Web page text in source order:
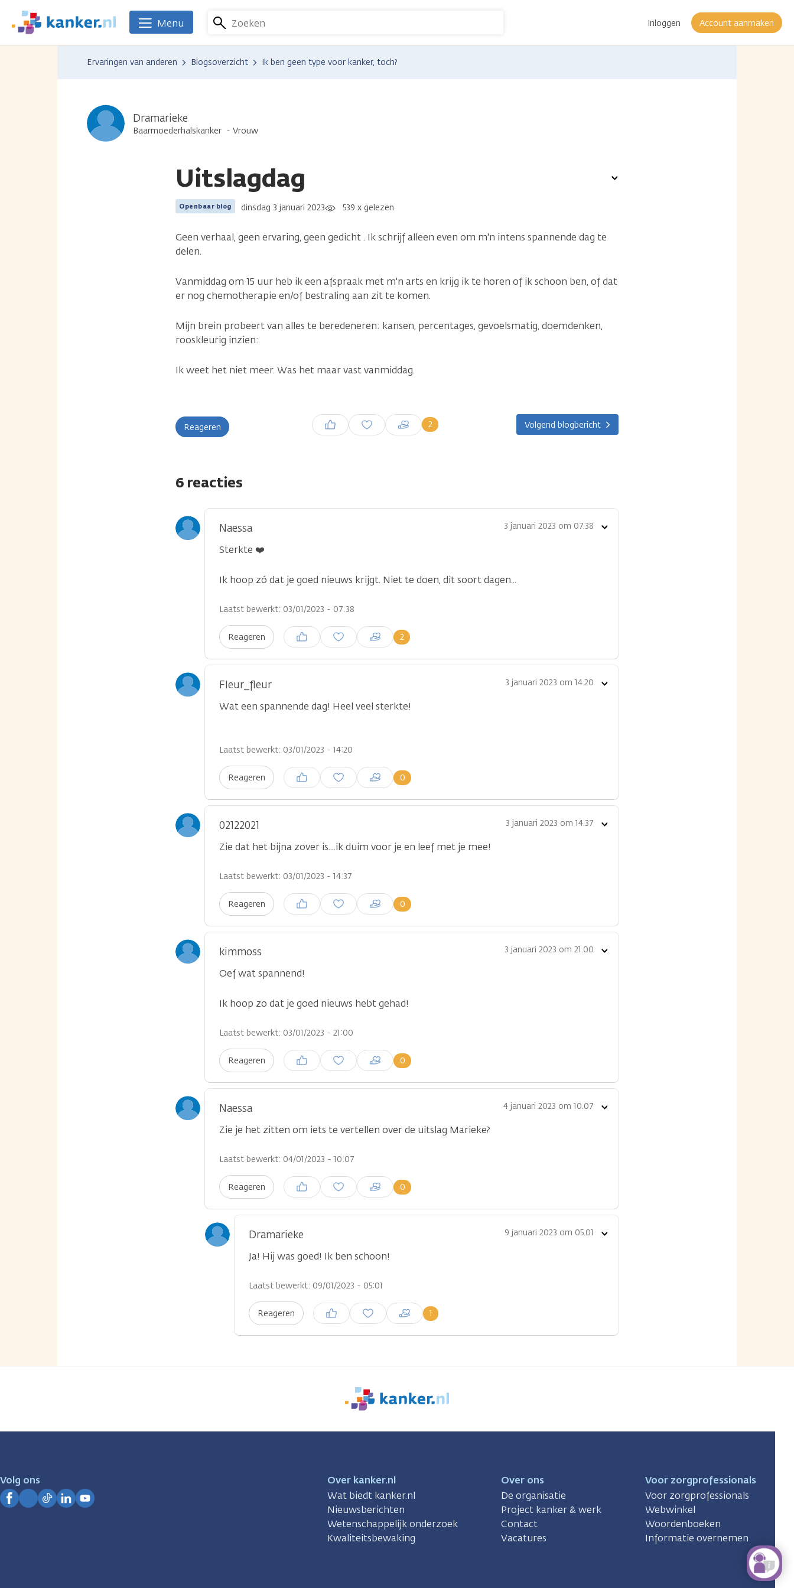
naar
We
zijn
Zoeken Inloggen Account aanmaken
Menu
Ervaringen van anderen Blogsoverzicht Ik ben geen type voor kanker, toch?
Dramarieke
Baarmoederhalskanker Vrouw
Uitslagdag
Openbaar blog dinsdag 3 januari 2023 539 x gelezen
Geen verhaal, geen ervaring, geen gedicht . Ik schrijf alleen even om m'n intens spannende dag te
delen.
Vanmiddag om 15 uur heb ik een afspraak met m'n arts en krijg ik te horen of ik schoon ben, of dat
er nog chemotherapie en/of bestraling aan zit te komen.
Mijn brein probeert van alles te beredeneren: kansen, percentages, gevoelsmatig, doemdenken,
rooskleurig inzien:
Ik weet het niet meer. Was het maar vast vanmiddag.
Reageren 2
Inloggen om een reactie te
plaatsen
Volgend blogbericht
Toon
6 reacties
Naessa 3 januari 2023 om 07.38
Sterkte ❤️
Ik hoop zó dat je goed nieuws krijgt. Niet te doen, dit soort dagen...
Laatst bewerkt: 03/01/2023 - 07:38
Reageren 2
Inloggen om een reactie te
plaatsen
Toon
Fleur_fleur 3 januari 2023 om 14.20
Wat een spannende dag! Heel veel sterkte!
Laatst bewerkt: 03/01/2023 - 14:20
Reageren 0
Inloggen om een reactie te
plaatsen
Toon
02122021 3 januari 2023 om 14.37
Zie dat het bijna zover is....ik duim voor je en leef met je mee!
Laatst bewerkt: 03/01/2023 - 14:37
Reageren 0
Inloggen om een reactie te
plaatsen
Toon
kimmoss 3 januari 2023 om 21.00
Oef wat spannend!
Ik hoop zo dat je goed nieuws hebt gehad!
Laatst bewerkt: 03/01/2023 - 21:00
Reageren 0
Inloggen om een reactie te
plaatsen
Toon
Naessa 4 januari 2023 om 10.07
Zie je het zitten om iets te vertellen over de uitslag Marieke?
Laatst bewerkt: 04/01/2023 - 10:07
Reageren 0
Inloggen om een reactie te
plaatsen
Toon
Dramarieke 9 januari 2023 om 05.01
Ja! Hij was goed! Ik ben schoon!
Laatst bewerkt: 09/01/2023 - 05:01
Reageren 1
Inloggen om een reactie te
plaatsen
Toon
We
er
Volg ons
Over kanker.nl
Wat biedt kanker.nl
Nieuwsberichten
Wetenschappelijk onderzoek
Kwaliteitsbewaking
Over ons
De organisatie
Project kanker & werk
Contact
Vacatures
Voor zorgprofessionals
Voor zorgprofessionals
Webwinkel
Woordenboeken
Informatie overnemen